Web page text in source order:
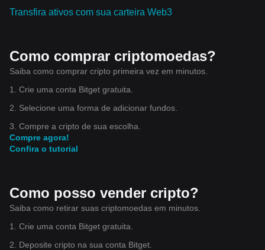
Transfira ativos com sua carteira Web3
Como comprar criptomoedas?
Saiba como comprar cripto primeira vez em minutos.
1. Crie uma conta Bitget gratuita.
2. Selecione uma forma de adicionar fundos.
3. Compre a cripto de sua escolha.
Compre agora!
Confira o tutorial
Como posso vender cripto?
Saiba como retirar suas criptomoedas em minutos.
1. Crie uma conta Bitget gratuita.
2. Deposite cripto na sua conta Bitget.